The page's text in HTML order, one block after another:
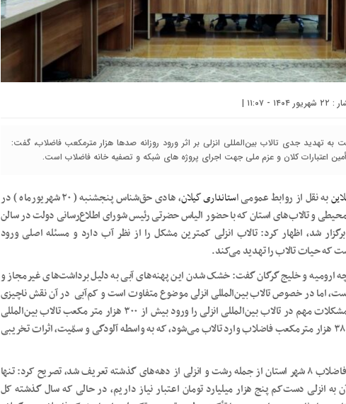
به تهدید جدی تالاب بین‌المللی انزلی بر اثر ورود روزانه صدها هزار مترمکعب فاضلاب، گفت:
تأمین اعتبارات کلان و عزم ملی جهت اجرای پروژه های شبکه و تصفیه خانه فاضلاب است.
به نقل از روابط عمومیاستانداری گیلان
، هادی حق‌شناس پنجشنبه ( ۲۰ شهریورماه ) در
و تالاب‌های استان که با حضور الیاس حضرتی رئیس شورای اطلاع‌رسانی دولت در سالن
شد، اظهار کرد: تالاب انزلی کمترین مشکل را از نظر آب دارد و مسئله اصلی ورود
که حیات تالاب را تهدید می‌کند.
ارومیه و خلیج گرگان گفت: خشک شدن این پهنه‌های آبی به دلیل برداشت‌های غیرمجاز و
اما در خصوص تالاب بین‌المللی انزلی موضوع متفاوت است و کم‌آبی در آن نقش ناچیزی
دارد.استاندار گیلان یکی از مشکلات مهم در تالاب بین‌المللی انزلی را ورود بیش از ۳۰۰ هزار متر مکعب تالاب بین‌المللی
انزلی بیان کرد: روزانه حدود ۳۸۰ هزار مترمکعب فاضلاب وارد تالاب می‌شود، که به‌ واسطه آلودگی و سمّیت، اثرات تخریبی
حق‌‌شناس با بیان اینکه پروژه فاضلاب ۸ شهر استان از جمله رشت و انزلی از دهه‌های گذشته تعریف شد، تصریح کرد: تنها
انزلی دست‌کم پنج هزار میلیارد تومان اعتبار نیاز داریم، در حالی که سال گذشته کل